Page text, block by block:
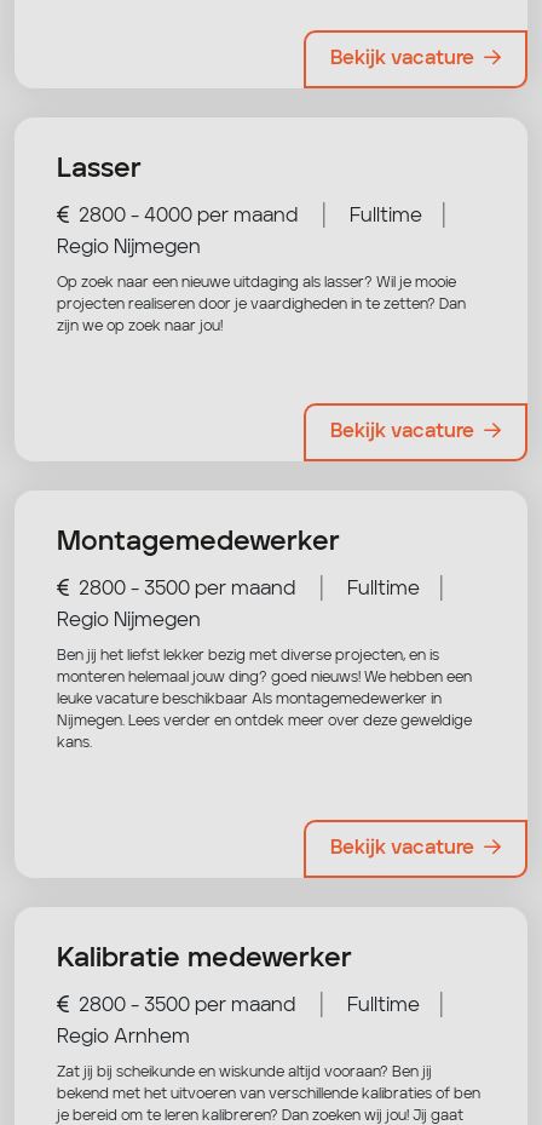
Bekijk vacature
Lasser
2800 - 4000 per maand Fulltime
Regio Nijmegen
Op zoek naar een nieuwe uitdaging als lasser? Wil je mooie
projecten realiseren door je vaardigheden in te zetten? Dan
zijn we op zoek naar jou!
Bekijk vacature
Montagemedewerker
2800 - 3500 per maand Fulltime
Regio Nijmegen
Ben jij het liefst lekker bezig met diverse projecten, en is
monteren helemaal jouw ding? goed nieuws! We hebben een
leuke vacature beschikbaar Als montagemedewerker in
Nijmegen. Lees verder en ontdek meer over deze geweldige
kans.
Bekijk vacature
Kalibratie medewerker
2800 - 3500 per maand Fulltime
Regio Arnhem
Zat jij bij scheikunde en wiskunde altijd vooraan? Ben jij
bekend met het uitvoeren van verschillende kalibraties of ben
je bereid om te leren kalibreren? Dan zoeken wij jou! Jij gaat